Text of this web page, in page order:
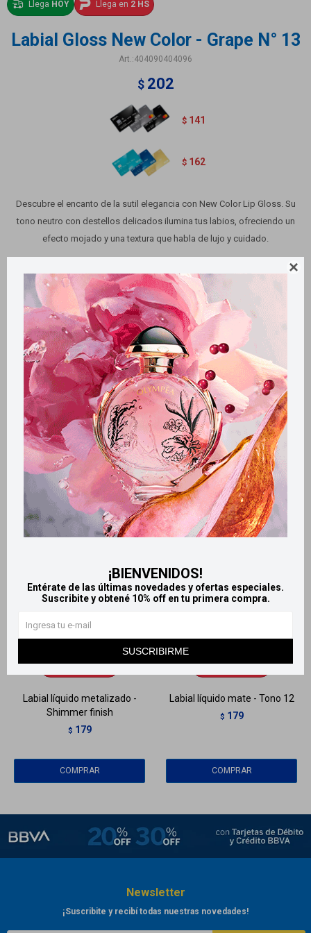

¡BIENVENIDOS!
Entérate de las últimas novedades y ofertas especiales.
Suscribite y obtené 10% off en tu primera compra.
SUSCRIBIRME
Llega HOY Llega en 2 HS
Labial Gloss New Color - Grape N° 13
404090404096
$ 202
$ 141
$ 162
Descubre el encanto de la sutil elegancia con New Color Lip Gloss. Su
tono neutro con destellos delicados ilumina tus labios, ofreciendo un
efecto mojado y una textura que habla de lujo y cuidado.
Métodos y costos de envío
Retiros gratuitos en tiendas
Productos que te pueden interesar
Llega en2 HS
Labial líquido metalizado -
Shimmer finish
$ 179
Llega en2 HS
Labial líquido mate - Tono 12
$ 179
Newsletter
¡Suscribite y recibí todas nuestras novedades!